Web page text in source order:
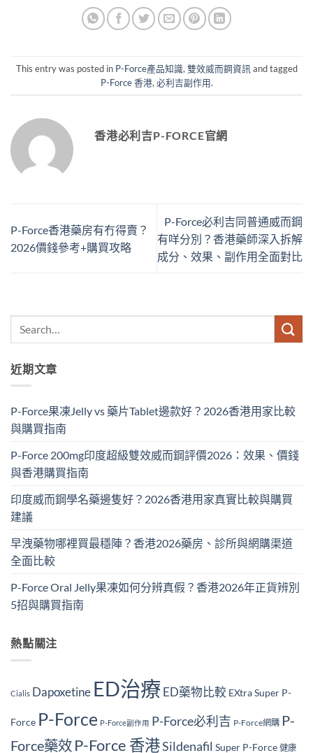
This entry was posted in P-Force產品知識, 雙效威而鋼資訊 and tagged
P-Force 香港, 必利吉副作用.
香港必利吉P-FORCE官網
P-Force香港藥房有冇得賣？
2026價錢參考+購買攻略
P-Force必利吉同普通威而鋼
有咩分別？香港藥師深入拆解
成分、效果、副作用全面對比
近期文章
P-Force果凍Jelly vs 藥片Tablet邊款好？2026香港用家比較
與購買指南
P-Force 200mg印度超級雙效威而鋼評價2026：效果、價錢
與香港購買指南
印度威而鋼學名藥邊隻好？2026香港用家真實比較與購買
建議
早洩藥物哪裡買最穩陣？香港2026藥房、診所與網購渠道
全面比較
P-Force Oral Jelly果凍如何分辨真假？香港2026年正貨辨別
5招與購買指南
熱點關注
Cialis Dapoxetine ED治療ED藥物比較 EXtra Super P-
Force P-Force P-Force副作用 P-Force必利吉 P-Force網購 P-
Force藥效 P-Force 香港Sildenafil Super P-Force 健康